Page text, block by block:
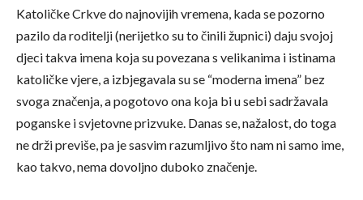
Katoličke Crkve do najnovijih vremena, kada se pozorno
pazilo da roditelji (nerijetko su to činili župnici) daju svojoj
djeci takva imena koja su povezana s velikanima i istinama
katoličke vjere, a izbjegavala su se “moderna imena” bez
svoga značenja, a pogotovo ona koja bi u sebi sadržavala
poganske i svjetovne prizvuke. Danas se, nažalost, do toga
ne drži previše, pa je sasvim razumljivo što nam ni samo ime,
kao takvo, nema dovoljno duboko značenje.